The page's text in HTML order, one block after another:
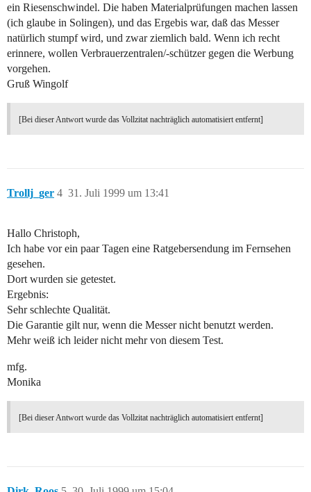
ein Riesenschwindel. Die haben Materialprüfungen machen lassen
(ich glaube in Solingen), und das Ergebis war, daß das Messer
natürlich stumpf wird, und zwar ziemlich bald. Wenn ich recht
erinnere, wollen Verbrauerzentralen/-schützer gegen die Werbung
vorgehen.
Gruß Wingolf
[Bei dieser Antwort wurde das Vollzitat nachträglich automatisiert entfernt]
Trollj_ger 31. Juli 1999 um 13:41
4
Hallo Christoph,
Ich habe vor ein paar Tagen eine Ratgebersendung im Fernsehen
gesehen.
Dort wurden sie getestet.
Ergebnis:
Sehr schlechte Qualität.
Die Garantie gilt nur, wenn die Messer nicht benutzt werden.
Mehr weiß ich leider nicht mehr von diesem Test.
mfg.
Monika
[Bei dieser Antwort wurde das Vollzitat nachträglich automatisiert entfernt]